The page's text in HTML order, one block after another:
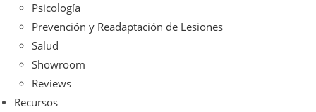
Psicología
Prevención y Readaptación de Lesiones
Salud
Showroom
Reviews
Recursos